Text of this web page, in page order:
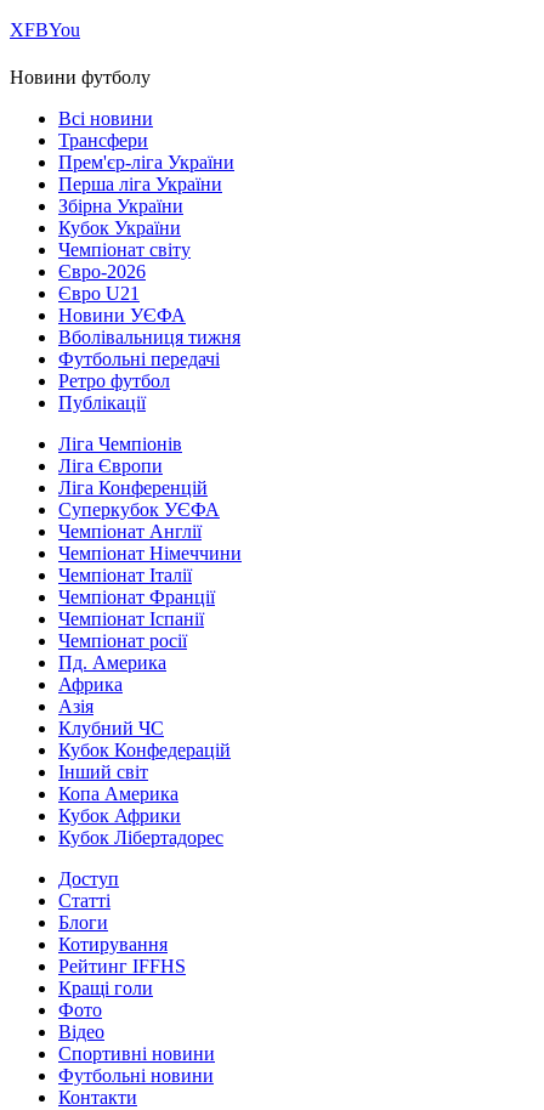
ХFBYou
Новини футболу
Всі новини
Трансфери
Прем'єр-ліга України
Перша ліга України
Збірна України
Кубок України
Чемпіонат світу
Євро-2026
Євро U21
Новини УЄФА
Вболівальниця тижня
Футбольні передачі
Ретро футбол
Публікації
Ліга Чемпіонів
Ліга Європи
Ліга Конференцій
Суперкубок УЄФА
Чемпіонат Англії
Чемпіонат Німеччини
Чемпіонат Італії
Чемпіонат Франції
Чемпіонат Іспанії
Чемпіонат росії
Пд. Америка
Африка
Азія
Клубний ЧС
Кубок Конфедерацій
Інший світ
Копа Америка
Кубок Африки
Кубок Лібертадорес
Доступ
Статті
Блоги
Котирування
Рейтинг IFFHS
Кращі голи
Фото
Відео
Спортивні новини
Футбольні новини
Контакти